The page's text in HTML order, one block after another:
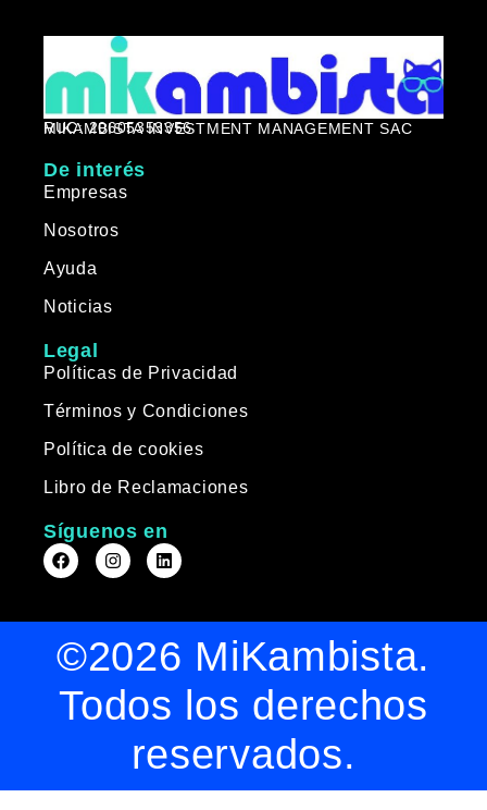
RUC: 20605353356
MIKAMBISTA INVESTMENT MANAGEMENT SAC
De interés
Empresas
Nosotros
Ayuda
Noticias
Legal
Políticas de Privacidad
Términos y Condiciones
Política de cookies
Libro de Reclamaciones
Síguenos en
©2026 MiKambista.
Todos los derechos
reservados.